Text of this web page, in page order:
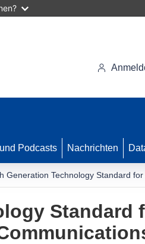
Podcasts Nachrichten
Generation Technology Standard
Standard